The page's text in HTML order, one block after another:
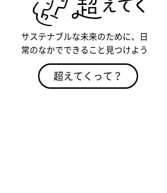
サステナブルな未来のために、日
常のなかでできること見つけよう
超えてくって？